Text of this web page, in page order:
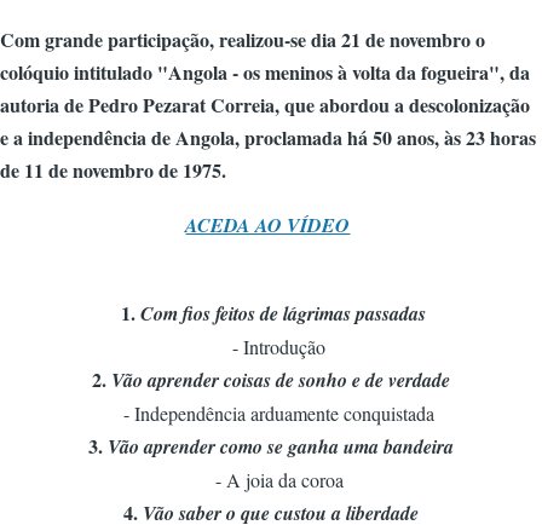
Com grande participação, realizou-se dia 21 de novembro o
colóquio intitulado "Angola - os meninos à volta da fogueira", da
autoria de Pedro Pezarat Correia, que abordou a descolonização
e a independência de Angola, proclamada há 50 anos, às 23 horas
de 11 de novembro de 1975.
ACEDA AO VÍDEO
1.Com fios feitos de lágrimas passadas
- Introdução
2. Vão aprender coisas de sonho e de verdade
- Independência arduamente conquistada
3. Vão aprender como se ganha uma bandeira
- A joia da coroa
4. Vão saber o que custou a liberdade